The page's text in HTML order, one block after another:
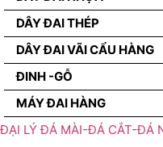
DÂY ĐAI THÉP
DÂY ĐAI VÃI CẨU HÀNG
ĐINH -GỖ
MÁY ĐAI HÀNG
ĐẠI LÝ ĐÁ MÀI-ĐÁ CẮT-ĐÁ